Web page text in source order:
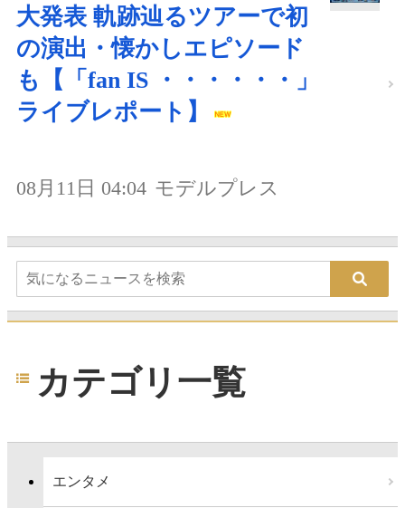
大発表 軌跡辿るツアーで初
の演出・懐かしエピソード
も【「fan IS ・・・・・・」
ライブレポート】
08月11日 04:04 モデルプレス
カテゴリ一覧
エンタメ